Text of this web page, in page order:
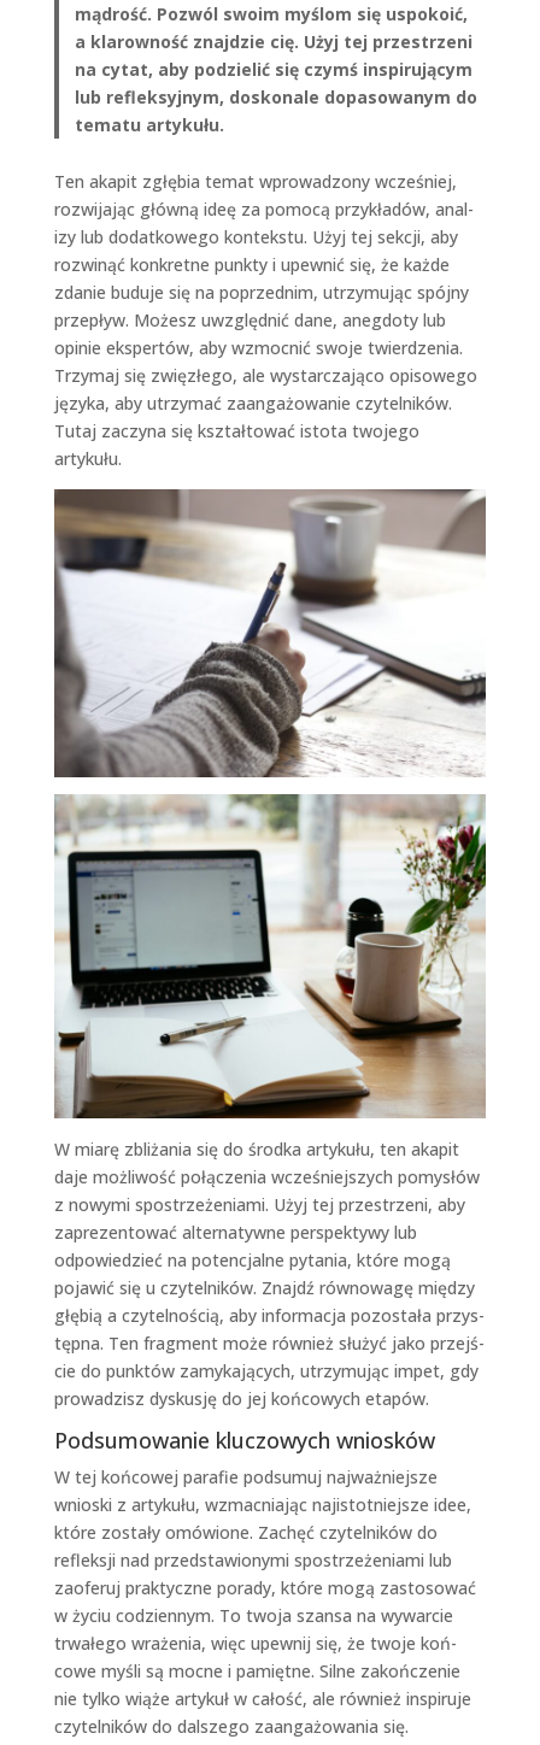
mądrość. Pozwól swoim myślom się uspokoić,
a klarowność zna­jdzie cię. Użyj tej przestrzeni
na cytat, aby podzielić się czymś inspiru­ją­cym
lub refleksyjnym, doskonale dopa­sowanym do
tem­atu artykułu.
Ten akapit zgłębia tem­at wprowad­zony wcześniej,
rozwi­ja­jąc główną ideę za pomocą przykładów, anal­
izy lub dodatkowego kon­tek­stu. Użyj tej sekcji, aby
rozwinąć konkretne punk­ty i upewnić się, że każde
zdanie budu­je się na poprzed­nim, utrzy­mu­jąc spójny
przepływ. Możesz uwzględ­nić dane, aneg­do­ty lub
opinie ekspertów, aby wzmoc­nić swo­je twierdzenia.
Trzy­maj się zwięzłego, ale wystar­cza­ją­co opisowego
języ­ka, aby utrzy­mać zaan­gażowanie czytel­ników.
Tutaj zaczy­na się ksz­tał­tować isto­ta two­jego
artykułu.
W miarę zbliża­nia się do środ­ka artykułu, ten akapit
daje możli­wość połączenia wcześniejszych pomysłów
z nowy­mi spostrzeże­ni­a­mi. Użyj tej przestrzeni, aby
zaprezen­tować alter­naty­wne per­spek­ty­wy lub
odpowiedzieć na potenc­jalne pyta­nia, które mogą
pojaw­ić się u czytel­ników. Zna­jdź równowagę między
głębią a czytel­noś­cią, aby infor­ma­c­ja pozostała przys­
tęp­na. Ten frag­ment może również służyć jako prze­jś­
cie do punk­tów zamyka­ją­cych, utrzy­mu­jąc impet, gdy
prowadzisz dyskusję do jej koń­cowych etapów.
Podsumowanie kluczowych wniosków
W tej koń­cowej parafie pod­sumuj najważniejsze
wnios­ki z artykułu, wzmac­ni­a­jąc najis­tot­niejsze idee,
które zostały omówione. Zachęć czytel­ników do
reflek­sji nad przed­staw­iony­mi spostrzeże­ni­a­mi lub
zaofer­uj prak­ty­czne porady, które mogą zas­tosować
w życiu codzi­en­nym. To two­ja szansa na wywar­cie
trwałego wraże­nia, więc upewnij się, że two­je koń­
cowe myśli są moc­ne i pamiętne. Silne zakończe­nie
nie tylko wiąże artykuł w całość, ale również inspiru­je
czytel­ników do dal­szego zaan­gażowa­nia się.